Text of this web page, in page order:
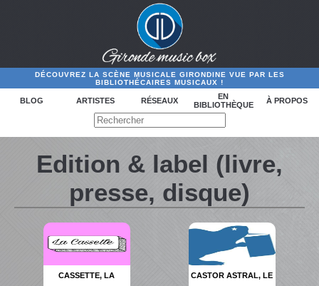
DÉCOUVREZ LA SCÈNE MUSICALE GIRONDINE VUE PAR LES
BIBLIOTHÉCAIRES MUSICAUX !
BLOG ARTISTES RÉSEAUX
EN
BIBLIOTHÈQUE
À PROPOS
Edition & label (livre,
presse, disque)
CASSETTE, LA CASTOR ASTRAL, LE